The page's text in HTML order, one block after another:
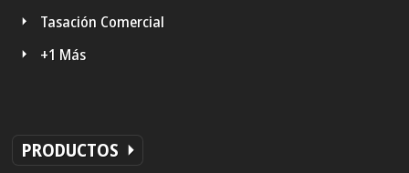
Tasación Comercial
+1 Más
PRODUCTOS